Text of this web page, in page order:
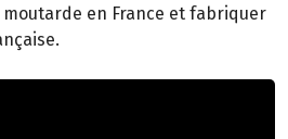
en France et fabriquer